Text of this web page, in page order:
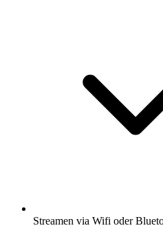
Streamen via Wifi oder